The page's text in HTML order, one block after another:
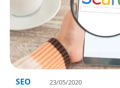
SEO 23/05/2020